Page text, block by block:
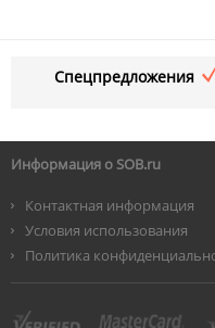
Спецпредложения
Информация о SOB.ru
Контактная информация
Условия использования
Политика